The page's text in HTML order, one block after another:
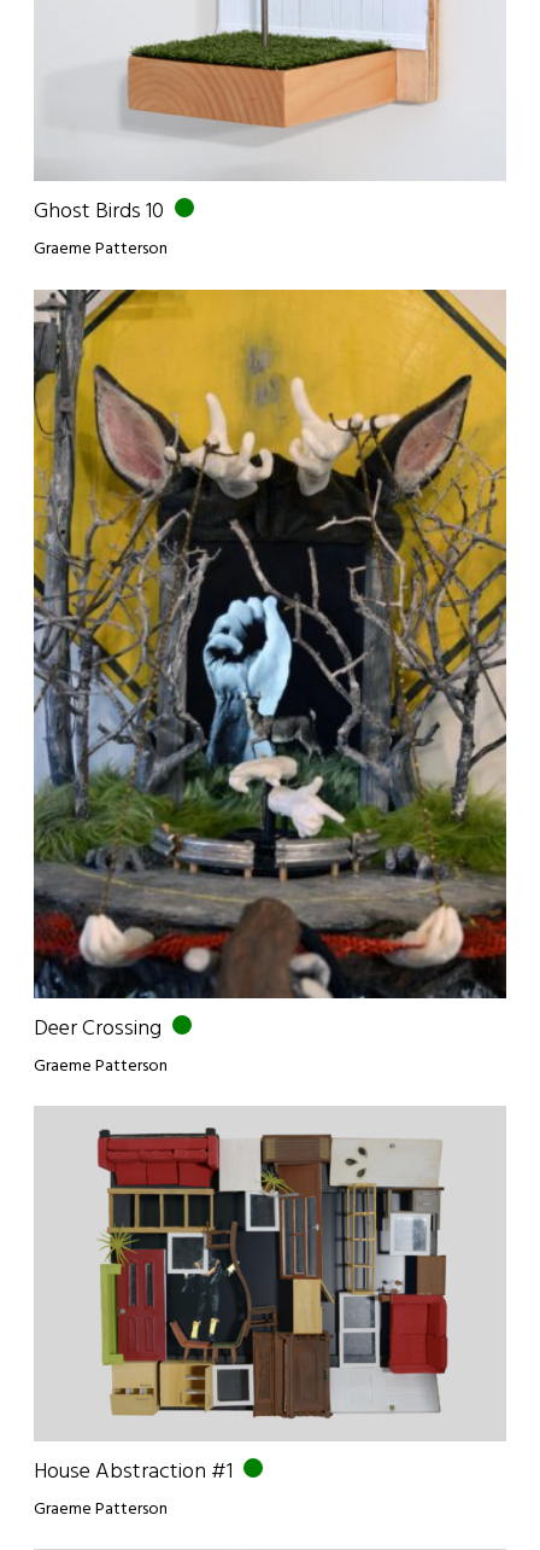
Ghost Birds 10
Graeme Patterson
Deer Crossing
Graeme Patterson
House Abstraction #1
Graeme Patterson